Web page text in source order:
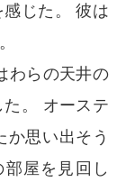
じた。 彼は
わらの天井の
。 オーステ
か思い出そう
屋を見回し